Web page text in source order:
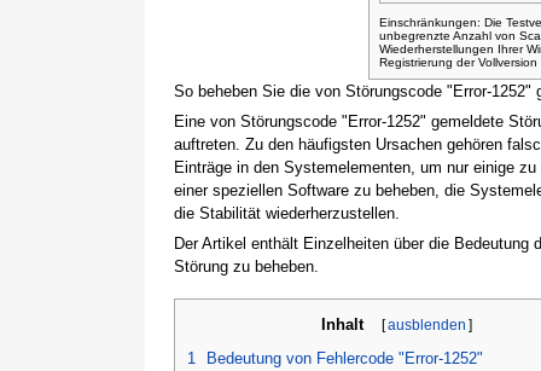
So beheben Sie die von Störungscode "Error-1252"
Eine von Störungscode "Error-1252" gemeldete
auftreten. Zu den häufigsten Ursachen gehören
Einträge in den Systemelementen, um nur einige
einer speziellen Software zu beheben, die
die Stabilität wiederherzustellen.
Der Artikel enthält Einzelheiten über die
Störung zu beheben.
Inhalt [ausblenden ]
1
Bedeutung von Fehlercode "Error-1252"
Einschränkungen: Die
unbegrenzte Anzahl von
Wiederherstellungen Ihrer
Registrierung der